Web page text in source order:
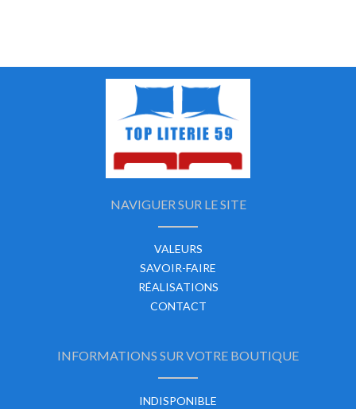
NAVIGUER SUR LE SITE
VALEURS
SAVOIR-FAIRE
RÉALISATIONS
CONTACT
INFORMATIONS SUR VOTRE BOUTIQUE
INDISPONIBLE